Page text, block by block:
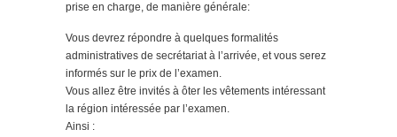
prise en charge, de manière générale:
Vous devrez répondre à quelques formalités
administratives de secrétariat à l’arrivée, et vous serez
informés sur le prix de l’examen.
Vous allez être invités à ôter les vêtements intéressant
la région intéressée par l’examen.
Ainsi :